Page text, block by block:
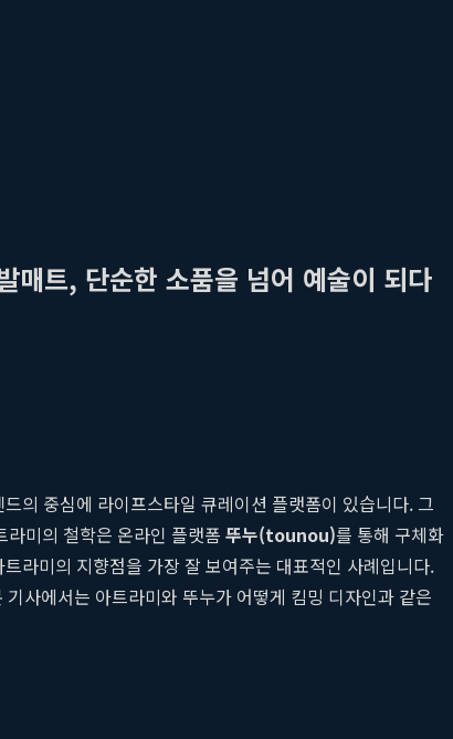
트, 단순한 소품을 넘어 예술이 되다
의 중심에 라이프스타일 큐레이션 플랫폼이 있습니다. 그
미의 철학은 온라인 플랫폼 뚜누(tounou)를 통해 구체화
라미의 지향점을 가장 잘 보여주는 대표적인 사례입니다.
사에서는 아트라미와 뚜누가 어떻게 킴밍 디자인과 같은